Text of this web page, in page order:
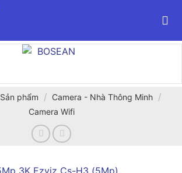
Sản phẩm / Camera - Nhà Thông Minh /
Camera Wifi